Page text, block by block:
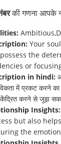
की गणना आपके
Your
the
or
in hindi:
में प्रकट करने का
केंद्रित करने से जूझ
Insights:
but also
the